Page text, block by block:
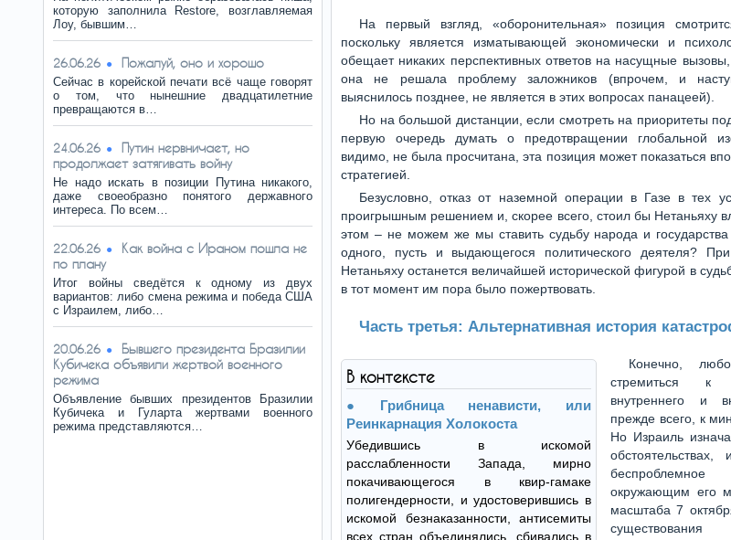
которую заполнила Restore, возглавляемая
Лоу, бывшим…
26.06.26 Пожалуй, оно и хорошо
Сейчас в корейской печати всё чаще говорят
о том, что нынешние двадцатилетние
превращаются в…
24.06.26
Путин нервничает, но
продолжает затягивать войну
Не надо искать в позиции Путина никакого,
даже своеобразно понятого державного
интереса. По всем…
22.06.26
Как война с Ираном пошла не
по плану
Итог войны сведётся к одному из двух
вариантов: либо смена режима и победа США
с Израилем, либо…
20.06.26
Бывшего президента Бразилии
Кубичека объявили жертвой военного
режима
Объявление бывших президентов Бразилии
Кубичека и Гуларта жертвами военного
режима представляются…
На первый взгляд, «оборонительная» позиция
поскольку является изматывающей экономически и
обещает никаких перспективных ответов на насущные
она не решала проблему заложников (впрочем, и
выяснилось позднее, не является в этих вопросах панацеей).
Но на большой дистанции, если смотреть на приоритеты
первую очередь думать о предотвращении глобальной
видимо, не была просчитана, эта позиция может показаться
стратегией.
Безусловно, отказ от наземной операции в Газе в тех
проигрышным решением и, скорее всего, стоил бы Нетаньяху
этом – не можем же мы ставить судьбу народа и государства
одного, пусть и выдающегося политического деятеля?
Нетаньяху останется величайшей исторической фигурой в
в тот момент им пора было пожертвовать.
Часть третья: Альтернативная история
В контексте
Грибница ненависти, или
Реинкарнация Холокоста
Убедившись в искомой
расслабленности Запада, мирно
покачивающегося в квир-гамаке
полигендерности, и удостоверившись в
искомой безнаказанности, антисемиты
всех стран объединялись, сбивались в
Конечно,
стремиться к
внутреннего и
прежде всего, к
Но Израиль
окружающим его
масштаба 7